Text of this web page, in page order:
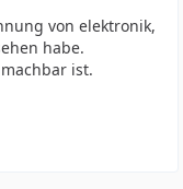
von elektronik,
habe.
ist.